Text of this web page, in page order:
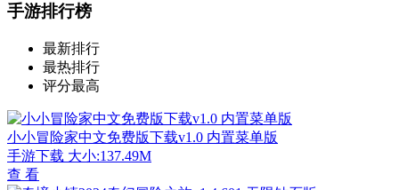
手游排行榜
最新排行
最热排行
评分最高
小小冒险家中文免费版下载v1.0 内置菜单版
手游下载 大小:137.49M
查 看